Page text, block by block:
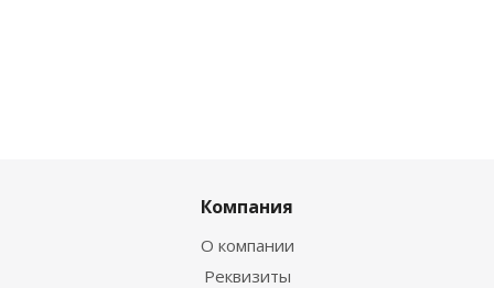
Компания
О компании
Реквизиты